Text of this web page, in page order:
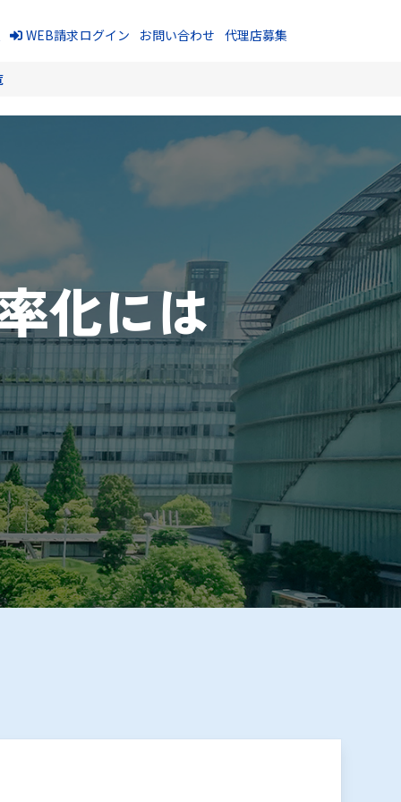
WEB請求ログイン お問い合わせ 代理店募集
化には
掲載されました